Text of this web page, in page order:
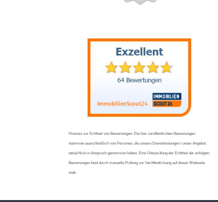
Hinweis zur Echtheit von Bewertungen: Die hier veröffentlichten Bewertungen
stammen ausschließlich von Personen, die unsere Dienstleistungen / unser Angebot
tatsächlich in Anspruch genommen haben. Eine Überprüfung der Echtheit der erfolgten
Bewertungen fand durch manuelle Prüfung vor Veröffentlichung auf dieser Webseite
statt.